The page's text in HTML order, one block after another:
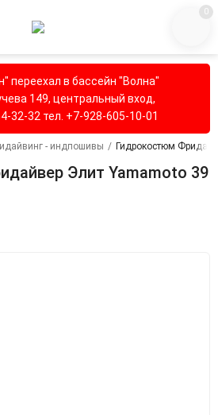
0
переехал в бассейн "Волна"
149, центральный вход,
32-32 тел. +7-928-605-10-01
- индпошивы / Гидрокостюм
Элит Yamamoto 39